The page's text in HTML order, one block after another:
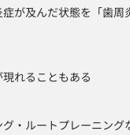
が及んだ状態を「歯周
れることもある
・ルートプレーニング